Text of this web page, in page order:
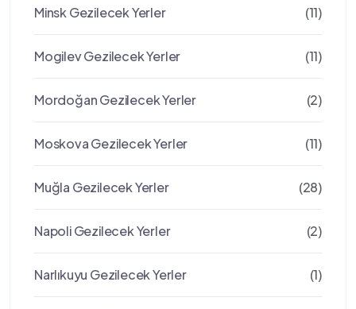
Minsk Gezilecek Yerler (11)
Mogilev Gezilecek Yerler (11)
Mordoğan Gezilecek Yerler (2)
Moskova Gezilecek Yerler (11)
Muğla Gezilecek Yerler (28)
Napoli Gezilecek Yerler (2)
Narlıkuyu Gezilecek Yerler (1)